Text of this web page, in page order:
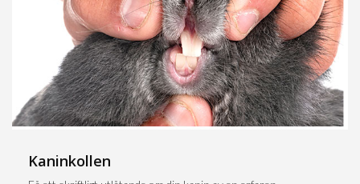
Kaninkollen